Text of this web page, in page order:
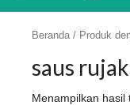
Beranda / Produk
saus rujak
Menampilkan hasil